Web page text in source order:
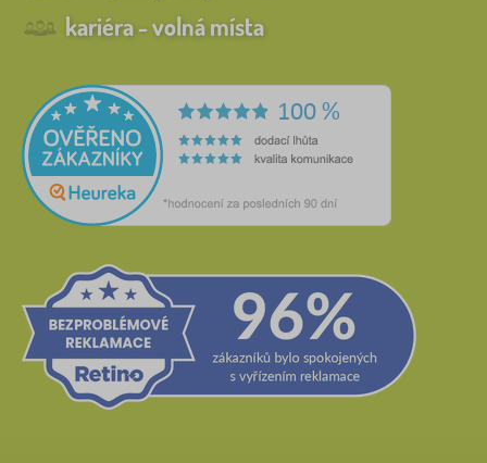
kariéra - volná místa